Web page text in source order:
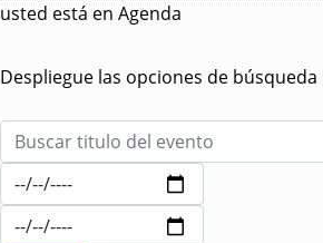
usted está en Agenda
Despliegue las opciones de